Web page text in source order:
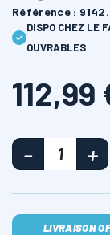
Référence :
DISPO CHEZ LE
OUVRABLES
112,99
LIVRAISON